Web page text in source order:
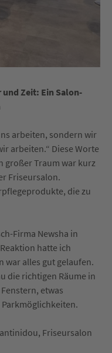
Zeit: Ein Salon-
arbeiten, sondern wir
arbeiten.“ Diese Worte
großer Traum war kurz
Friseursalon.
die zu
Firma Newsha in
hatte ich
war alles gut gelaufen.
die richtigen Räume in
etwas
Friseursalon